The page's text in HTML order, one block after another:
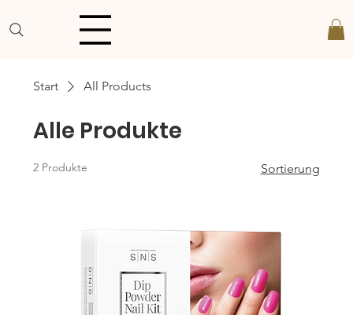
Start All Products
Alle Produkte
2 Produkte Sortierung